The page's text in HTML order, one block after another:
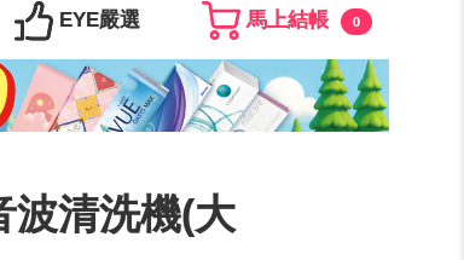
EYE嚴選 馬上結帳 0
波清洗機(大